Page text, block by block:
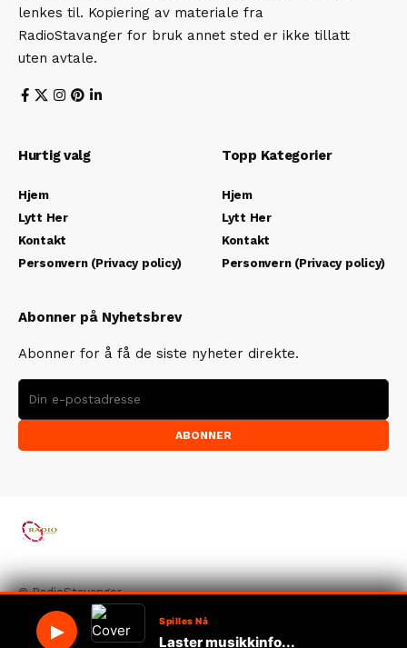
lenkes til. Kopiering av materiale fra
RadioStavanger for bruk annet sted er ikke tillatt
uten avtale.
Hurtig valg
Hjem
Lytt Her
Kontakt
Personvern (Privacy policy)
Topp Kategorier
Hjem
Lytt Her
Kontakt
Personvern (Privacy policy)
Abonner på Nyhetsbrev
Abonner for å få de siste nyheter direkte.
ABONNER
© RadioStavanger
▶
Spilles Nå
Laster musikkinfo...